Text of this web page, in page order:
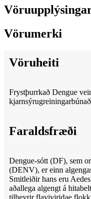
Vörumerki
Vöruheiti
Frystþurrkað Dengue
Faraldsfræði
Dengue-sótt (DF), sem
(DENV), er einn
Smitleiðir hans eru
aðallega algengt á
tilheyrir flaviviridae